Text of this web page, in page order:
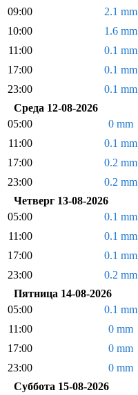
09:00 2.1 mm
10:00
1.6 mm
11:00
0.1 mm
17:00
0.1 mm
23:00
0.1 mm
Среда 12-08-2026
05:00
0 mm
11:00
0.1 mm
17:00
0.2 mm
23:00
0.2 mm
Четверг 13-08-2026
05:00
0.1 mm
11:00
0.1 mm
17:00
0.1 mm
23:00
0.2 mm
Пятница 14-08-2026
05:00
0.1 mm
11:00
0 mm
17:00
0 mm
23:00
0 mm
Суббота 15-08-2026